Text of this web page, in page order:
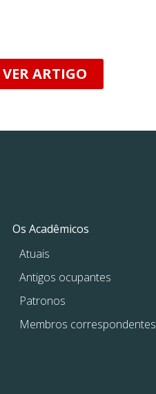
VER ARTIGO
Os Acadêmicos
Atuais
Antigos ocupantes
Patronos
Membros correspondentes